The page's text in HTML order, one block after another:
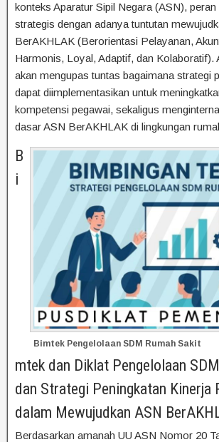
konteks Aparatur Sipil Negara (ASN), peran
strategis dengan adanya tuntutan
BerAKHLAK (Berorientasi Pelayanan,
Harmonis, Loyal, Adaptif, dan Kolaboratif).
akan mengupas tuntas bagaimana strategi
dapat diimplementasikan untuk
kompetensi pegawai, sekaligus
dasar ASN BerAKHLAK di lingkungan
Bimtek Pengelolaan SDM Rumah Sakit
B
i
mtek dan Diklat Pengelolaan
dan Strategi Peningkatan Kinerja
dalam Mewujudkan ASN
Berdasarkan amanah UU ASN Nomor 20